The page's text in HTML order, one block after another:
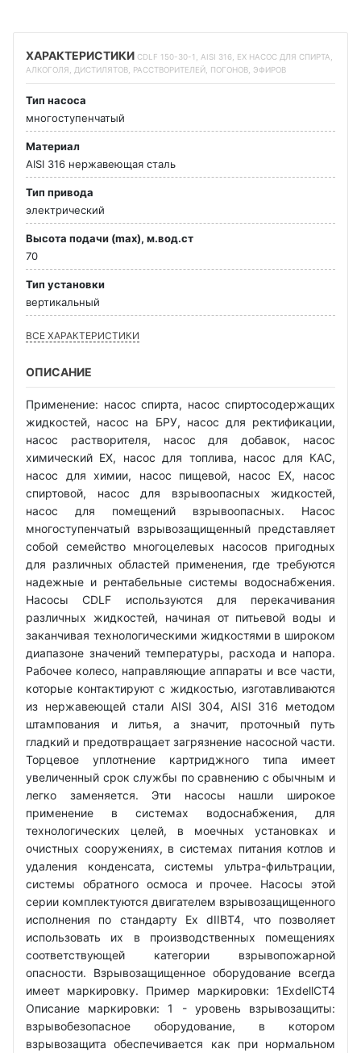
ХАРАКТЕРИСТИКИ CDLF 150-30-1, AISI 316, EX НАСОС ДЛЯ СПИРТА,
АЛКОГОЛЯ, ДИСТИЛЯТОВ, РАССТВОРИТЕЛЕЙ, ПОГОНОВ, ЭФИРОВ
Тип насоса
многоступенчатый
Материал
AISI 316 нержавеющая сталь
Тип привода
электрический
Высота подачи (max), м.вод.ст
70
Тип установки
вертикальный
ВСЕ ХАРАКТЕРИСТИКИ
ОПИСАНИЕ
Применение: насос спирта, насос спиртосодержащих
жидкостей, насос на БРУ, насос для ректификации,
насос растворителя, насос для добавок, насос
химический EX, насос для топлива, насос для КАС,
насос для химии, насос пищевой, насос EX, насос
спиртовой, насос для взрывоопасных жидкостей,
насос для помещений взрывоопасных. Насос
многоступенчатый взрывозащищенный представляет
собой семейство многоцелевых насосов пригодных
для различных областей применения, где требуются
надежные и рентабельные системы водоснабжения.
Насосы CDLF используются для перекачивания
различных жидкостей, начиная от питьевой воды и
заканчивая технологическими жидкостями в широком
диапазоне значений температуры, расхода и напора.
Рабочее колесо, направляющие аппараты и все части,
которые контактируют с жидкостью, изготавливаются
из нержавеющей стали AISI 304, AISI 316 методом
штампования и литья, а значит, проточный путь
гладкий и предотвращает загрязнение насосной части.
Торцевое уплотнение картриджного типа имеет
увеличенный срок службы по сравнению с обычным и
легко заменяется. Эти насосы нашли широкое
применение в системах водоснабжения, для
технологических целей, в моечных установках и
очистных сооружениях, в системах питания котлов и
удаления конденсата, системы ультра-фильтрации,
системы обратного осмоса и прочее. Насосы этой
серии комплектуются двигателем взрывозащищенного
исполнения по стандарту Ex dIIBT4, что позволяет
использовать их в производственных помещениях
соответствующей категории взрывопожарной
опасности. Взрывозащищенное оборудование всегда
имеет маркировку. Пример маркировки: 1ExdellCT4
Описание маркировки: 1 - уровень взрывозащиты:
взрывобезопасное оборудование, в котором
взрывозащита обеспечивается как при нормальном